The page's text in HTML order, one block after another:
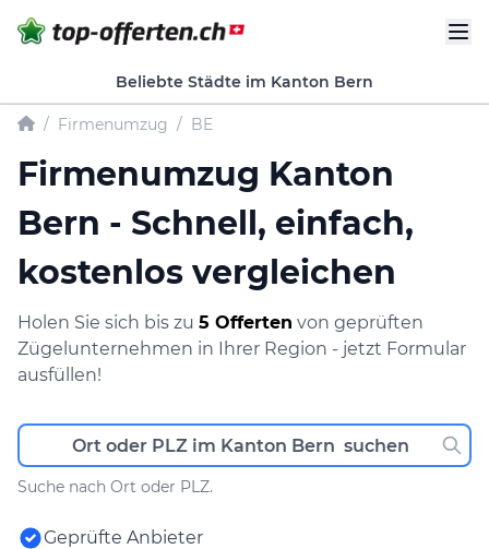
Beliebte Städte im Kanton Bern
/ Firmenumzug / BE
Firmenumzug Kanton
Bern - Schnell, einfach,
kostenlos vergleichen
Holen Sie sich bis zu 5 Offerten von geprüften
Zügelunternehmen in Ihrer Region - jetzt Formular
ausfüllen!
Suche nach Ort oder PLZ.
Geprüfte Anbieter